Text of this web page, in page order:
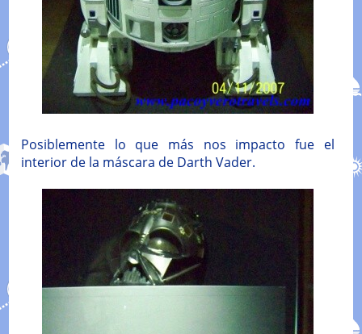
Posiblemente lo que más nos impacto fue el
interior de la máscara de Darth Vader.